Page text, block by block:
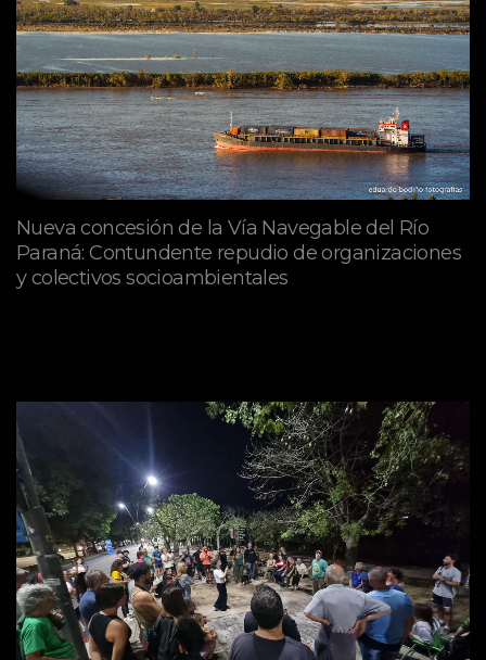
Nueva concesión de la Vía Navegable del Río
Paraná: Contundente repudio de organizaciones
y colectivos socioambientales